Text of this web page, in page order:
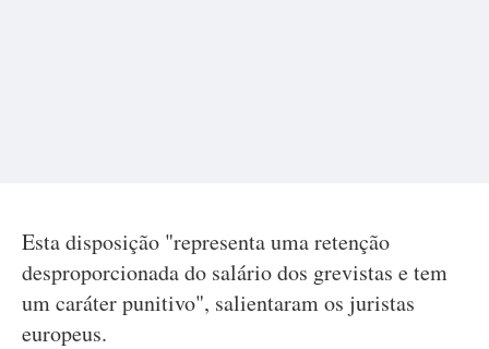
Esta disposição "representa uma retenção
desproporcionada do salário dos grevistas e tem
um caráter punitivo", salientaram os juristas
europeus.